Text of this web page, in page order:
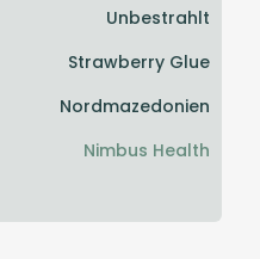
Unbestrahlt
Strawberry Glue
Nordmazedonien
Nimbus Health